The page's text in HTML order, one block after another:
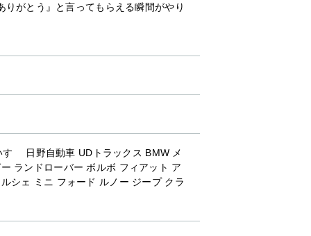
がとう』と言ってもらえる瞬間がやり
ゞ 日野自動車 UDトラックス BMW メ
ランドローバー ボルボ フィアット ア
シェ ミニ フォード ルノー ジープ クラ